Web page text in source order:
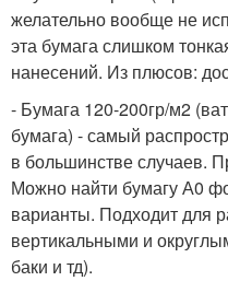
желательно вообще не
эта бумага слишком
нанесений. Из плюсов:
- Бумага 120-200гр/м2
бумага) - самый
в большинстве случаев.
Можно найти бумагу А0
варианты. Подходит для
вертикальными и
баки и тд).